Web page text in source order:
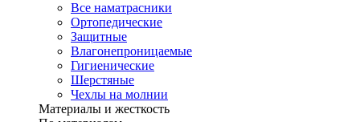
Все наматрасники
Ортопедические
Защитные
Влагонепроницаемые
Гигиенические
Шерстяные
Чехлы на молнии
Материалы и жесткость